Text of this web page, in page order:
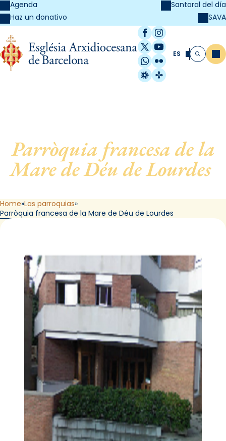
Agenda
Haz un donativo
Santoral del día
SAVA
Facebook
Instagram
X / Twitter
YouTube
WhatsApp
Flickr
Radio Estel
Catalunya
ES Buscar
Parròquia francesa de la
Mare de Déu de Lourdes,
Home Las parroquias
Parròquia francesa de la Mare de Déu de Lourdes